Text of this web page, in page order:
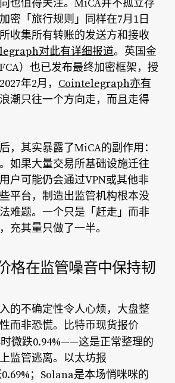
也值得关注。MiCA并不孤立存
密「旅行规则」同样在7月1日
收集所有转账的发送方和接收
对此有详细报道。英国金
）也已发布最终加密框架，授
年2月， Cointelegraph亦有
潮只往一个方向走，而且走得
，其实暴露了MiCA的副作用：
如果大量交易所基础设施迁往
户可能仍会通过VPN或其他非
平台，制造出监管机构根本没
难题。一个只是「赶走」而非
充其量只做了一半。
格在监管噪音中保持韧
的不确定性令人心烦，大盘整
而非恐慌。比特币现货报价
时微跌0.94%——这是正常整理的
监管逃离。以太坊报
；Solana是本场悄咪咪的